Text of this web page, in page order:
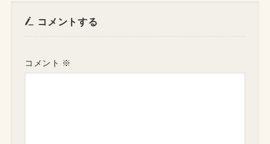
コメントする
コメント ※